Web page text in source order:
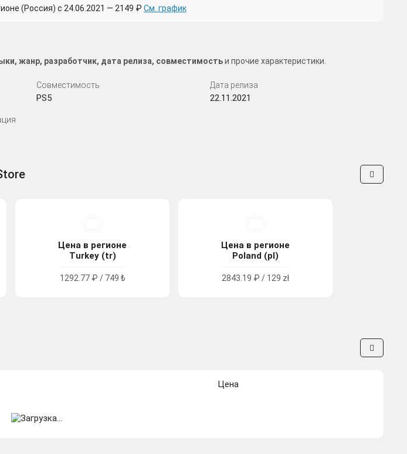
(Россия) с 24.06.2021 — 2149 ₽ См. график
жанр, разработчик, дата релиза, совместимостьи прочие характеристики.
Совместимость
PS5
Дата релиза
22.11.2021
Цена в регионе
Turkey (tr)
1292.77 ₽ / 749 ₺
Цена в регионе
Poland (pl)
2843.19 ₽ / 129 zł
Цена